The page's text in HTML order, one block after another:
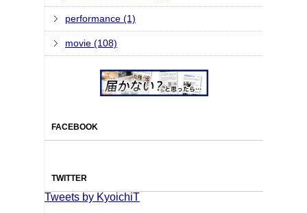
performance (1)
movie (108)
FACEBOOK
TWITTER
Tweets by KyoichiT